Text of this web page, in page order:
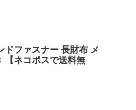
ドファスナー 長財布 メ
【ネコポスで送料無